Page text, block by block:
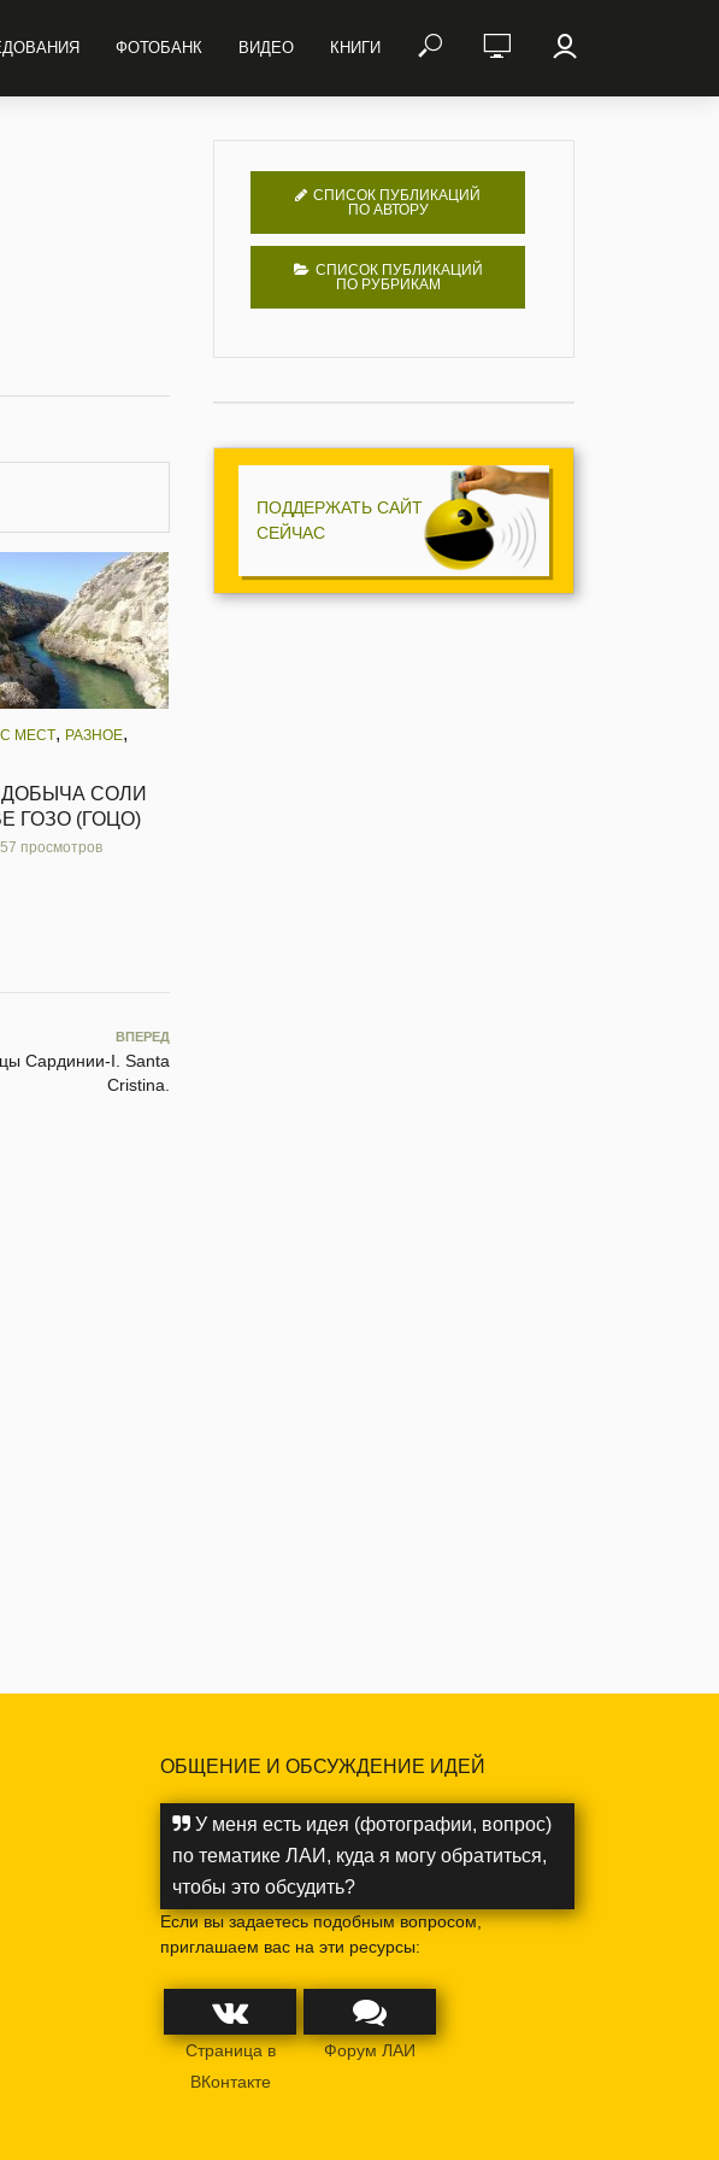
ФОТОБАНК ВИДЕО КНИГИ
МЕСТ, РАЗНОЕ,
СОЛИ
ГОЗО (ГОЦО)
просмотров
ВПЕРЕД
Сардинии-I. Santa
Cristina.
СПИСОК ПУБЛИКАЦИЙ
ПО АВТОРУ
СПИСОК ПУБЛИКАЦИЙ
ПО РУБРИКАМ
ПОДДЕРЖАТЬ САЙТ
СЕЙЧАС
ОБЩЕНИЕ И ОБСУЖДЕНИЕ ИДЕЙ
У меня есть идея (фотографии, вопрос)
по тематике ЛАИ, куда я могу обратиться,
чтобы это обсудить?
Если вы задаетесь подобным вопросом,
приглашаем вас на эти ресурсы:
Страница в
ВКонтакте
Форум ЛАИ